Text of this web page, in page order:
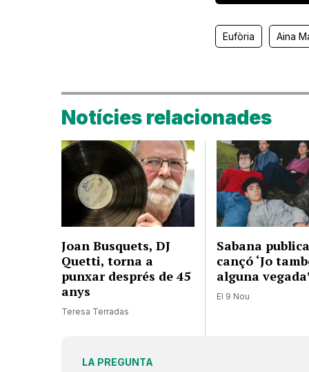
Eufòria Aina
Notícies relacionades
Joan Busquets, DJ
Quetti, torna a
punxar després de 45
anys
Teresa Terradas
Sabana
cançó ‘Jo
alguna
El 9 Nou
LA PREGUNTA